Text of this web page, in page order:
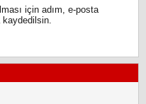
için adım, e-posta
kaydedilsin.